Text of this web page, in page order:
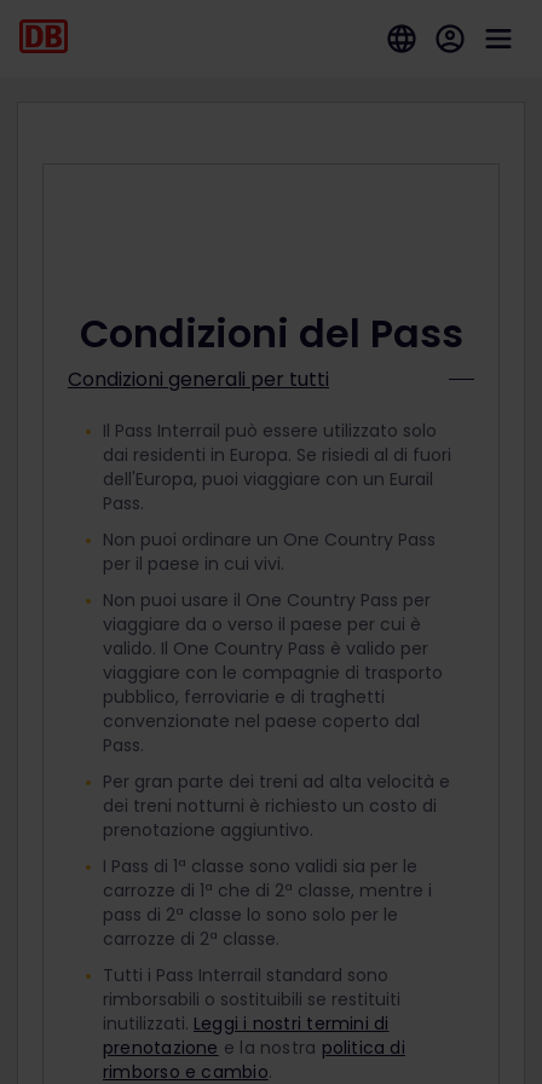
Condizioni del Pass
Condizioni generali per tutti
Il Pass Interrail può essere utilizzato solo
dai residenti in Europa. Se risiedi al di fuori
dell'Europa, puoi viaggiare con un Eurail
Pass.
Non puoi ordinare un One Country Pass
per il paese in cui vivi.
Non puoi usare il One Country Pass per
viaggiare da o verso il paese per cui è
valido. Il One Country Pass è valido per
viaggiare con le compagnie di trasporto
pubblico, ferroviarie e di traghetti
convenzionate nel paese coperto dal
Pass.
Per gran parte dei treni ad alta velocità e
dei treni notturni è richiesto un costo di
prenotazione aggiuntivo.
I Pass di 1ª classe sono validi sia per le
carrozze di 1ª che di 2ª classe, mentre i
pass di 2ª classe lo sono solo per le
carrozze di 2ª classe.
Tutti i Pass Interrail standard sono
rimborsabili o sostituibili se restituiti
inutilizzati. Leggi i nostri termini di
prenotazione e la nostra politica di
rimborso e cambio.